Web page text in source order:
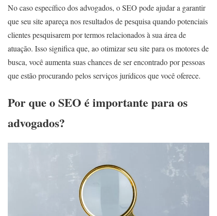
No caso específico dos advogados, o SEO pode ajudar a garantir
que seu site apareça nos resultados de pesquisa quando potenciais
clientes pesquisarem por termos relacionados à sua área de
atuação. Isso significa que, ao otimizar seu site para os motores de
busca, você aumenta suas chances de ser encontrado por pessoas
que estão procurando pelos serviços jurídicos que você oferece.
Por que o SEO é importante para os
advogados?